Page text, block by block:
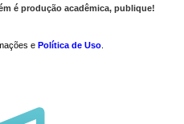
é produção acadêmica, publique!
e Política de Uso